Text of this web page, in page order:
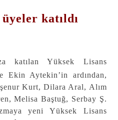
katıldı
katılan Yüksek Lisans
Ekin Aytekin’in ardından,
Kurt, Dilara Aral, Alım
Melisa Baştuğ, Serbay Ş.
yeni Yüksek Lisans